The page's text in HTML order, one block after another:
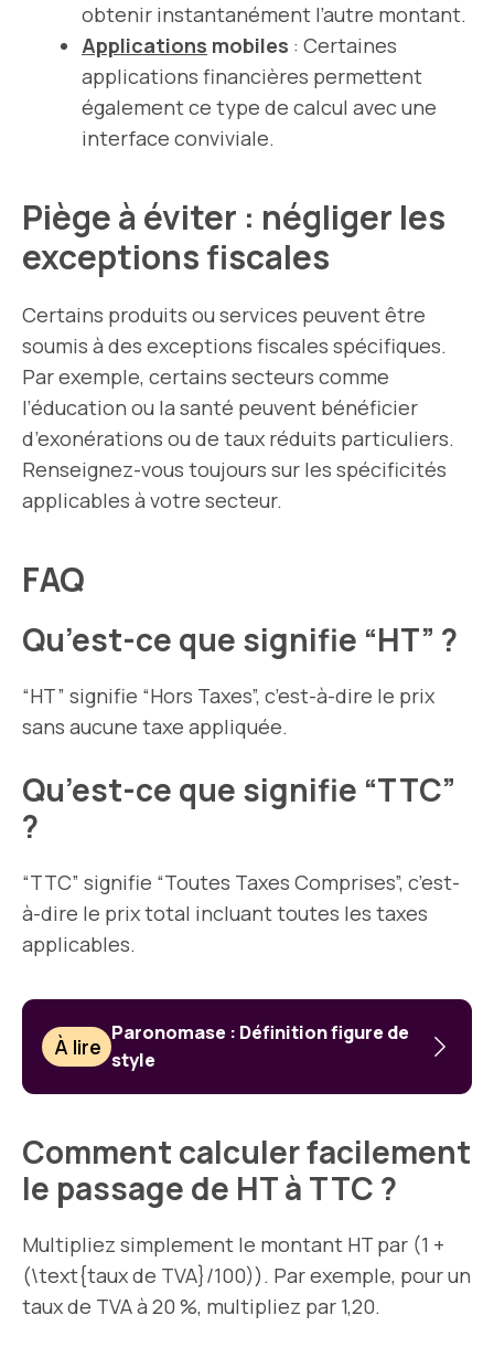
obtenir instantanément l’autre montant.
Applications mobiles : Certaines
applications financières permettent
également ce type de calcul avec une
interface conviviale.
Piège à éviter : négliger les
exceptions fiscales
Certains produits ou services peuvent être
soumis à des exceptions fiscales spécifiques.
Par exemple, certains secteurs comme
l’éducation ou la santé peuvent bénéficier
d’exonérations ou de taux réduits particuliers.
Renseignez-vous toujours sur les spécificités
applicables à votre secteur.
FAQ
Qu’est-ce que signifie “HT” ?
“HT” signifie “Hors Taxes”, c’est-à-dire le prix
sans aucune taxe appliquée.
Qu’est-ce que signifie “TTC”
?
“TTC” signifie “Toutes Taxes Comprises”, c’est-
à-dire le prix total incluant toutes les taxes
applicables.
À lire
Paronomase : Définition figure de
style
Comment calculer facilement
le passage de HT à TTC ?
Multipliez simplement le montant HT par (1 +
(\text{taux de TVA}/100)). Par exemple, pour un
taux de TVA à 20 %, multipliez par 1,20.